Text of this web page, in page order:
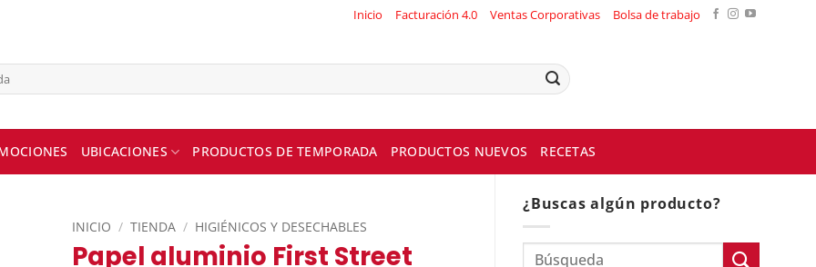
Inicio Facturación 4.0 Ventas Corporativas Bolsa de trabajo
UBICACIONES PRODUCTOS DE TEMPORADA PRODUCTOS NUEVOS RECETAS
¿Buscas algún producto?
INICIO / TIENDA / HIGIÉNICOS Y DESECHABLES
Papel aluminio First Street